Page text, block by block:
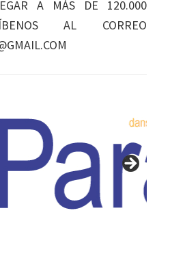
A MÁS DE 120.000
AL CORREO